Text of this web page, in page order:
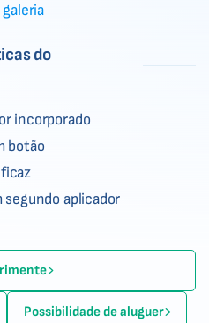
galeria
do
incorporado
botão
segundo aplicador
Possibilidade de aluguer